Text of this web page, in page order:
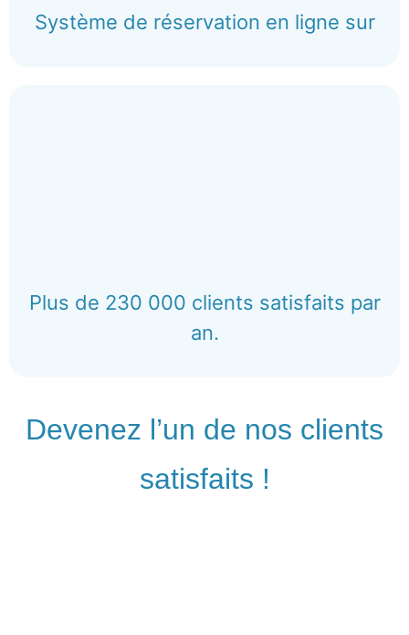
Système de réservation en ligne sur
Plus de 230 000 clients satisfaits par
an.
Devenez l’un de nos clients
satisfaits !